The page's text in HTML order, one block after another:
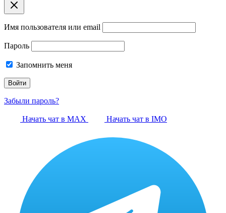
Имя пользователя или email
Пароль
Запомнить меня
Забыли пароль?
Начать чат в MAX Начать чат в IMO